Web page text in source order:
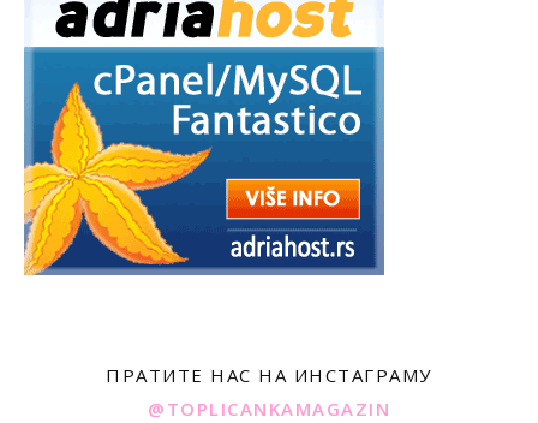
ПРАТИТЕ НАС НА ИНСТАГРАМУ
@TOPLICANKAMAGAZIN